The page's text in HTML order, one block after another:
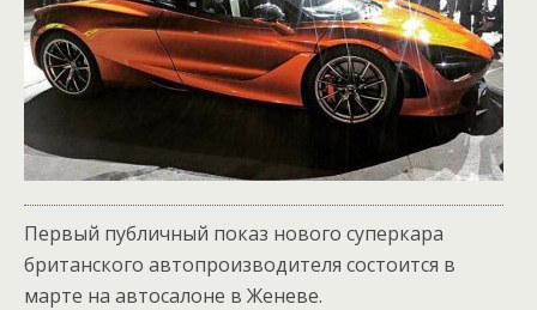
Первый публичный показ нового суперкара
британского автопроизводителя состоится в
марте на автосалоне в Женеве.